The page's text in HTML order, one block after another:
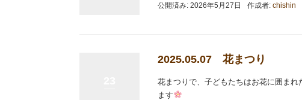
公開済み: 2026年5月27日 作成者: chishin
2025.05.07 花まつり
花まつりで、子どもたちはお花に囲ま
ます